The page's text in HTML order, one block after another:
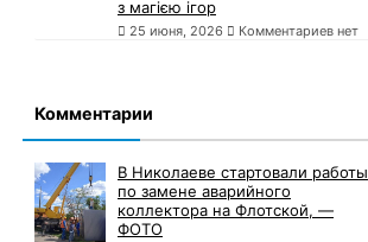
з магією ігор
25 июня, 2026 Комментариев нет
Комментарии
В Николаеве стартовали работы
по замене аварийного
коллектора на Флотской, —
ФОТО